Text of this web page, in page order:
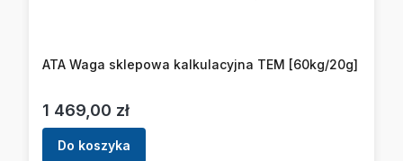
ATA Waga sklepowa kalkulacyjna TEM [60kg/20g]
Cena
1 469,00 zł
Do koszyka